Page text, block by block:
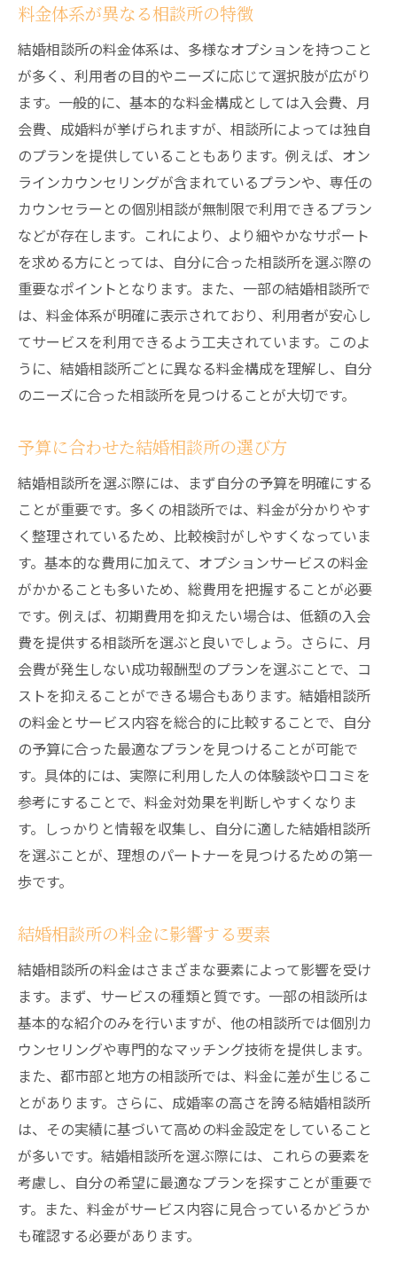
成功報酬制の選び方ガイド
オプション料金を活用した最適なプランの見つ
け方
オプションサービスの種類とその効果
オプション料金のかしこい選び方
カスタマイズ可能な料金プランのメリット
自分に合ったオプション料金で得られるも
の
オプションサービスの選択基準
オプション料金の導入事例
料金体系を理解して理想の結婚相談所を選ぶス
テップ
料金体系の理解が選択の鍵となる
理想の結婚相談所選びのためのステップ
料金体系を活用した選択肢の絞り方
自分のニーズに合う料金体系の見つけ方
料金理解がもたらす安心感
結婚相談所料金を賢く選ぶためのチェックポイ
ント
料金選びで見るべき重要ポイント
結婚相談所の料金に関するFAQ
料金の透明性と信頼性を確認する
料金プランの見直しポイント
料金比較の落とし穴を回避する方法
賢い料金選びのための情報源
料金体系が異なる相談所の特徴
結婚相談所の料金体系は、多様なオプションを持つこと
が多く、利用者の目的やニーズに応じて選択肢が広がり
ます。一般的に、基本的な料金構成としては入会費、月
会費、成婚料が挙げられますが、相談所によっては独自
のプランを提供していることもあります。例えば、オン
ラインカウンセリングが含まれているプランや、専任の
カウンセラーとの個別相談が無制限で利用できるプラン
などが存在します。これにより、より細やかなサポート
を求める方にとっては、自分に合った相談所を選ぶ際の
重要なポイントとなります。また、一部の結婚相談所で
は、料金体系が明確に表示されており、利用者が安心し
てサービスを利用できるよう工夫されています。このよ
うに、結婚相談所ごとに異なる料金構成を理解し、自分
のニーズに合った相談所を見つけることが大切です。
予算に合わせた結婚相談所の選び方
結婚相談所を選ぶ際には、まず自分の予算を明確にする
ことが重要です。多くの相談所では、料金が分かりやす
く整理されているため、比較検討がしやすくなっていま
す。基本的な費用に加えて、オプションサービスの料金
がかかることも多いため、総費用を把握することが必要
です。例えば、初期費用を抑えたい場合は、低額の入会
費を提供する相談所を選ぶと良いでしょう。さらに、月
会費が発生しない成功報酬型のプランを選ぶことで、コ
ストを抑えることができる場合もあります。結婚相談所
の料金とサービス内容を総合的に比較することで、自分
の予算に合った最適なプランを見つけることが可能で
す。具体的には、実際に利用した人の体験談や口コミを
参考にすることで、料金対効果を判断しやすくなりま
す。しっかりと情報を収集し、自分に適した結婚相談所
を選ぶことが、理想のパートナーを見つけるための第一
歩です。
結婚相談所の料金に影響する要素
結婚相談所の料金はさまざまな要素によって影響を受け
ます。まず、サービスの種類と質です。一部の相談所は
基本的な紹介のみを行いますが、他の相談所では個別カ
ウンセリングや専門的なマッチング技術を提供します。
また、都市部と地方の相談所では、料金に差が生じるこ
とがあります。さらに、成婚率の高さを誇る結婚相談所
は、その実績に基づいて高めの料金設定をしていること
が多いです。結婚相談所を選ぶ際には、これらの要素を
考慮し、自分の希望に最適なプランを探すことが重要で
す。また、料金がサービス内容に見合っているかどうか
も確認する必要があります。